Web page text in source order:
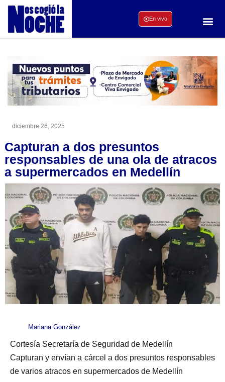
En vivo
diciembre 26, 2025
Capturan a dos presuntos
responsables de una ola de atracos
a supermercados en Medellín
Mariana González
Cortesía Secretaría de Seguridad de Medellín
Capturan y envían a cárcel a dos presuntos responsables
de varios atracos en supermercados de Medellín